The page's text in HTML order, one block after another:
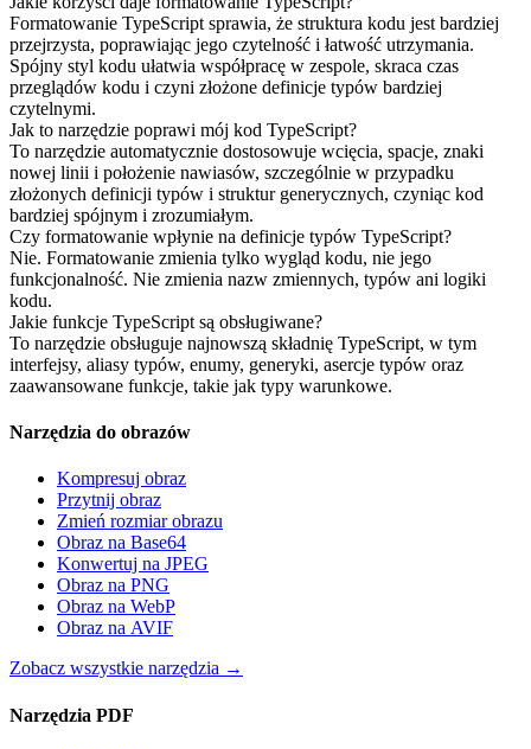
Formatowanie TypeScript sprawia, że struktura kodu jest bardziej
przejrzysta, poprawiając jego czytelność i łatwość utrzymania.
Spójny styl kodu ułatwia współpracę w zespole, skraca czas
przeglądów kodu i czyni złożone definicje typów bardziej
czytelnymi.
Jak to narzędzie poprawi mój kod TypeScript?
To narzędzie automatycznie dostosowuje wcięcia, spacje, znaki
nowej linii i położenie nawiasów, szczególnie w przypadku
złożonych definicji typów i struktur generycznych, czyniąc kod
bardziej spójnym i zrozumiałym.
Czy formatowanie wpłynie na definicje typów TypeScript?
Nie. Formatowanie zmienia tylko wygląd kodu, nie jego
funkcjonalność. Nie zmienia nazw zmiennych, typów ani logiki
kodu.
Jakie funkcje TypeScript są obsługiwane?
To narzędzie obsługuje najnowszą składnię TypeScript, w tym
interfejsy, aliasy typów, enumy, generyki, asercje typów oraz
zaawansowane funkcje, takie jak typy warunkowe.
Narzędzia do obrazów
Kompresuj obraz
Przytnij obraz
Zmień rozmiar obrazu
Obraz na Base64
Konwertuj na JPEG
Obraz na PNG
Obraz na WebP
Obraz na AVIF
Zobacz wszystkie narzędzia →
Narzędzia PDF